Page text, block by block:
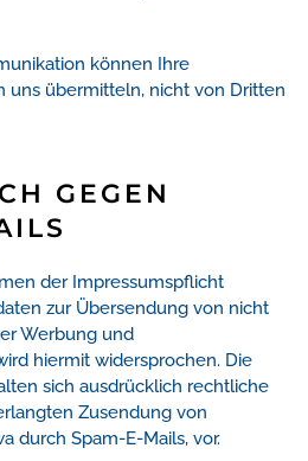
können Ihre
uns übermitteln, nicht von Dritten
GEGEN
der Impressumspflicht
zur Übersendung von nicht
Werbung und
hiermit widersprochen. Die
sich ausdrücklich rechtliche
Zusendung von
durch Spam-E-Mails, vor.